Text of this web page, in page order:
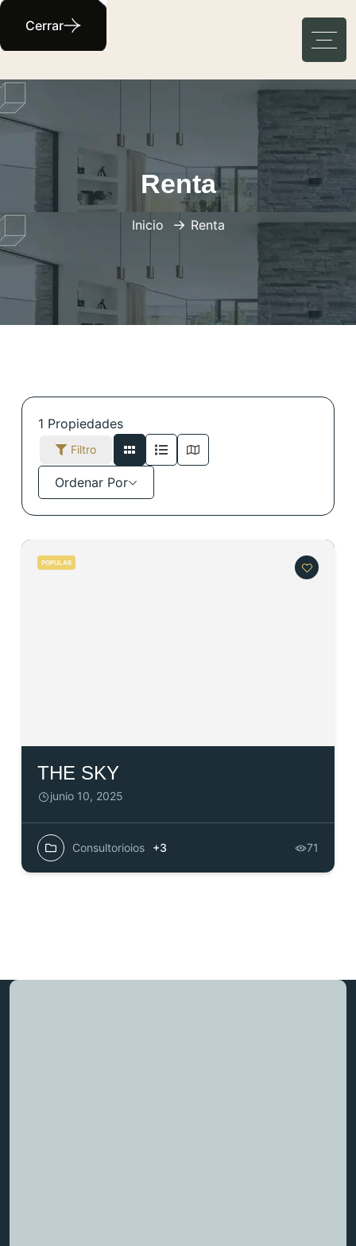
Cerrar
Renta
Inicio Renta
1 Propiedades
Filtro
Ordenar Por
POPULAR
THE SKY
junio 10, 2025
Consultorioios +3 71